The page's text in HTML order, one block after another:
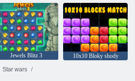
Jewels Blitz 3
10x10 Bloky shody
Star wars